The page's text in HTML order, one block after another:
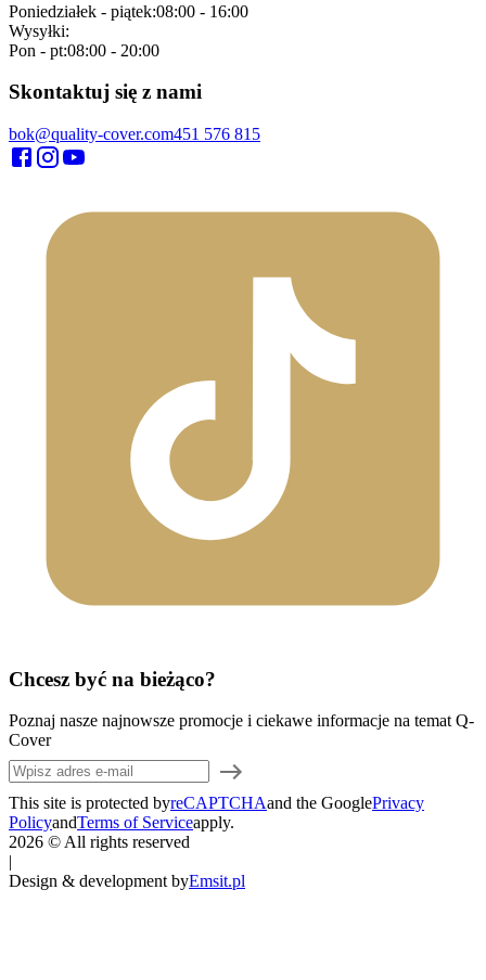
Poniedziałek - piątek:08:00 - 16:00
Wysyłki:
Pon - pt:08:00 - 20:00
Skontaktuj się z nami
bok@quality-cover.com451 576 815
Chcesz być na bieżąco?
Poznaj nasze najnowsze promocje i ciekawe informacje na temat Q-
Cover
This site is protected byreCAPTCHAand the GooglePrivacy
PolicyandTerms of Serviceapply.
2026 © All rights reserved
|
Design & development byEmsit.pl